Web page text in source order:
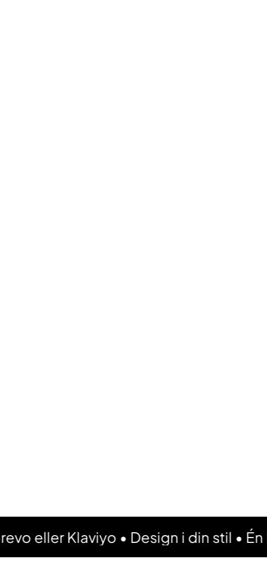
• Design i din stil • Én